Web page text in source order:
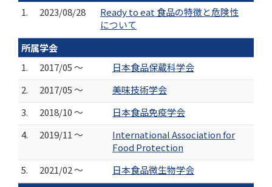
1.
2023/08/28
Ready to eat 食品の特徴と危険性
について
所属学会
1.
2017/05 ～
日本食品保蔵科学会
2.
2017/05 ～
美味技術学会
3.
2018/10 ～
日本食品免疫学会
4.
2019/11 ～
International Association for
Food Protection
5.
2021/02 ～
日本食品微生物学会